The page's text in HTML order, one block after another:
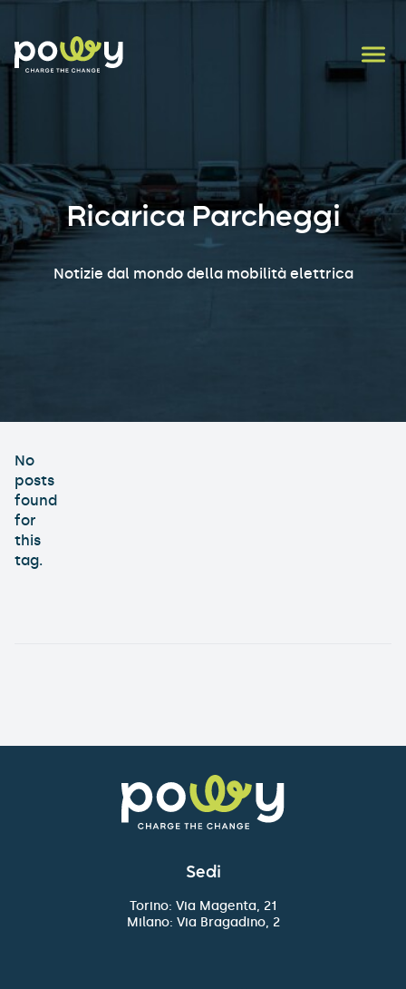
Ricarica Parcheggi
Notizie dal mondo della mobilità elettrica
No
posts
found
for
this
tag.
Sedi
Torino: Via Magenta, 21
Milano: Via Bragadino, 2